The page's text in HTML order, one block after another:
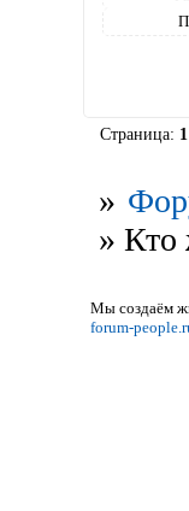
Страница: 1
»
» Кто
Мы создаём
forum-